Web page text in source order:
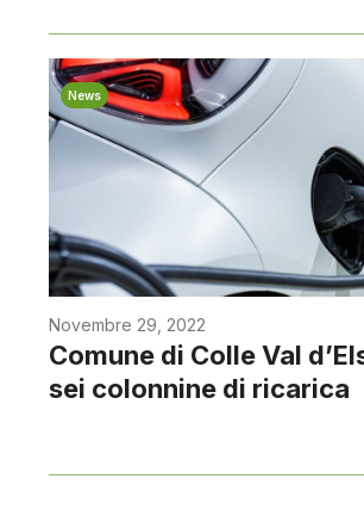
News
Novembre 29, 2022
Comune di Colle Val
sei colonnine di ricarica